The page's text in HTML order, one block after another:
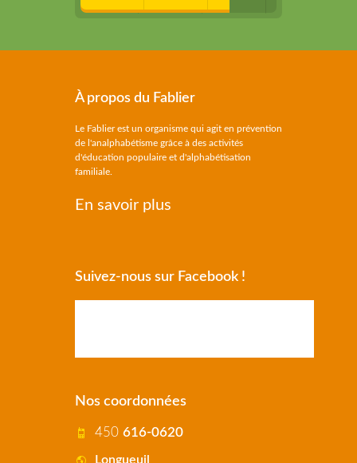
À propos du Fablier
Le Fablier est un organisme qui agit en prévention
de l'analphabétisme grâce à des activités
d'éducation populaire et d'alphabétisation
familiale.
En savoir plus
Suivez-nous sur Facebook !
Nos coordonnées
450 616-0620
Longueuil